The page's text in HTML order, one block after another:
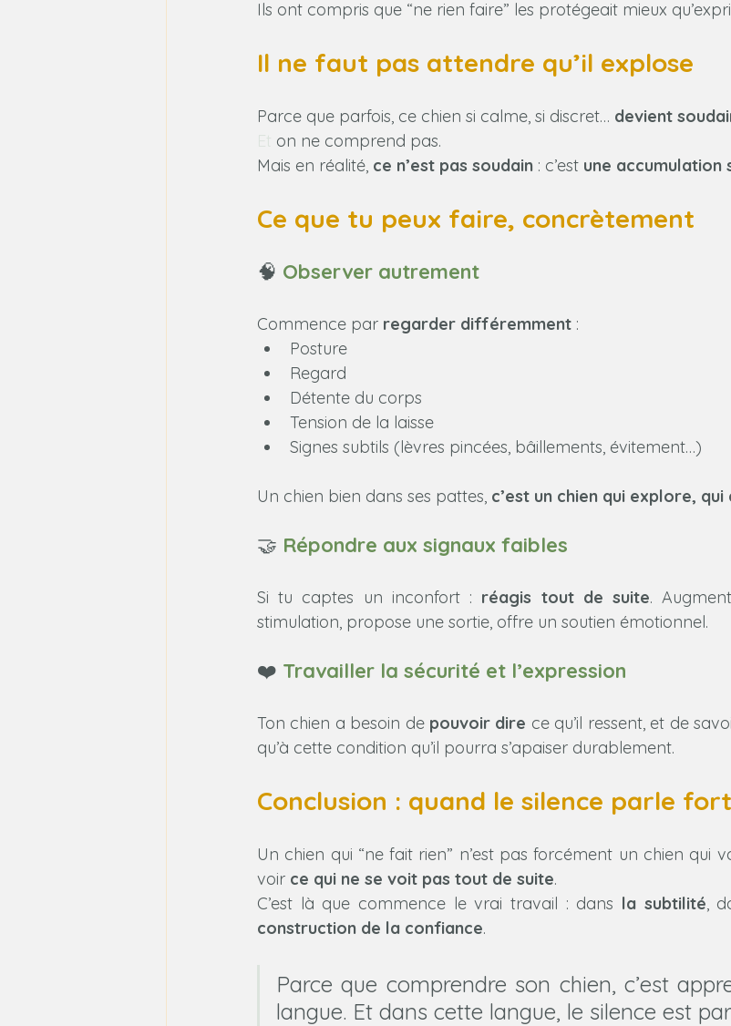
Ils ont compris que “ne rien faire” les protégeait mieux
Il ne faut pas attendre qu’il explose
Parce que parfois, ce chien si calme, si discret… devient
on ne comprend pas.
Mais en réalité, ce n’est pas soudain : c’est une accumulation
Ce que tu peux faire, concrètement
🧠 Observer autrement
Commence par regarder différemment :
Posture
Regard
Détente du corps
Tension de la laisse
Signes subtils (lèvres pincées, bâillements, évitement…)
Un chien bien dans ses pattes, c’est un chien qui explore,
🤝 Répondre aux signaux faibles
Si tu captes un inconfort : réagis tout de suite.
stimulation, propose une sortie, offre un soutien émotionnel.
❤️ Travailler la sécurité et l’expression
Ton chien a besoin de pouvoir dire ce qu’il ressent, et de
qu’à cette condition qu’il pourra s’apaiser durablement.
Conclusion : quand le silence parle fort
Un chien qui “ne fait rien” n’est pas forcément un chien qui
voir ce qui ne se voit pas tout de suite.
C’est là que commence le vrai travail : dans la subtilité,
construction de la confiance.
Parce que comprendre son chien, c’est
langue. Et dans cette langue, le silence est